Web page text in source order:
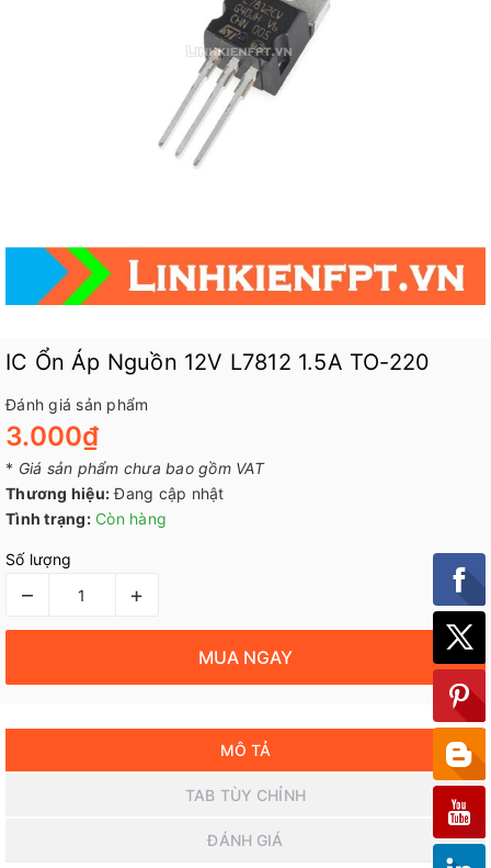
IC Ổn Áp Nguồn 12V L7812 1.5A TO-220
Đánh giá sản phẩm
3.000₫
* Giá sản phẩm chưa bao gồm VAT
Thương hiệu: Đang cập nhật
Tình trạng: Còn hàng
Số lượng
– +
MUA NGAY
MÔ TẢ
TAB TÙY CHỈNH
ĐÁNH GIÁ